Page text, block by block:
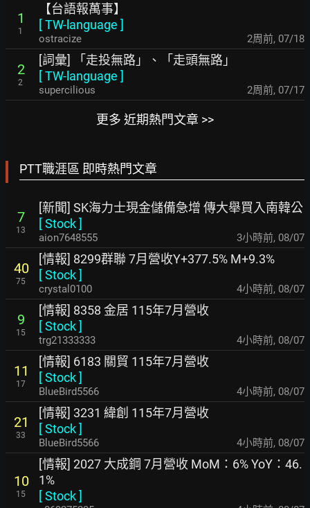
1
1
【台語報萬事】
[TW-language ]
ostracize 2周前, 07/18
2
2
[詞彙] 「走投無路」、「走頭無路」
[TW-language ]
supercilious 2周前, 07/17
更多 近期熱門文章 >>
PTT職涯區 即時熱門文章
7
13
[新聞] SK海力士現金儲備急增 傳大舉買入南韓公
[Stock]
aion7648555 3小時前, 08/07
40
75
[情報] 8299群聯 7月營收Y+377.5% M+9.3%
[Stock]
crystal0100 4小時前, 08/07
9
15
[情報] 8358 金居 115年7月營收
[Stock]
trg21333333 4小時前, 08/07
11
17
[情報] 6183 關貿 115年7月營收
[Stock]
BlueBird5566 4小時前, 08/07
21
33
[情報] 3231 緯創 115年7月營收
[Stock]
BlueBird5566 4小時前, 08/07
10
15
[情報] 2027 大成鋼 7月營收 MoM：6% YoY：46.
1%
[Stock]